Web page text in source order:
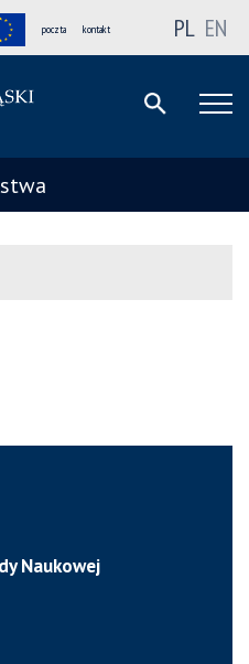
poczta kontakt PL EN
Naukowej